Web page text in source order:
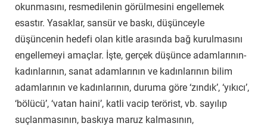
okunmasını, resmedilenin görülmesini engellemek
esastır. Yasaklar, sansür ve baskı, düşünceyle
düşüncenin hedefi olan kitle arasında bağ kurulmasını
engellemeyi amaçlar. İşte, gerçek düşünce adamlarının-
kadınlarının, sanat adamlarının ve kadınlarının bilim
adamlarının ve kadınlarının, duruma göre ‘zındık’, ‘yıkıcı’,
‘bölücü’, ‘vatan haini’, katli vacip terörist, vb. sayılıp
suçlanmasının, baskıya maruz kalmasının,